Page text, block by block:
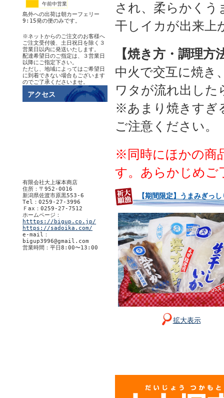
午前中営業
島外への出荷は朝カーフェリー
9:15発の便のみです。
※ネットからのご注文のお客様へ
ご注文受付後、土日祝日を除く３
営業日以内に発送いたします。
配達希望日のご指定は、３営業日
以降にご指定下さい。
ただし、地域によってはご希望日
に到着できない場合もございます
のでご了承くださいませ。
アクセス
有限会社大上塚本商店
住所：〒952-0016
新潟県佐渡市原黒553-6
Tel：0259-27-3996
Ｆax：0259-27-7512
ホームページ：
htttps://bigup.co.jp/
https://sadoika.com/
e-mail：
bigup3996@gmail.com
営業時間：平日8:00〜13:00
され、柔らかくう
干しイカが出来上
【焼き方・調理方
中火で交互に焼き
ワタが流れ出した
※あまり焼きすぎ
ご注意ください。
※同時にほかの商
す。あらかじめご
【期間限定】うまみぎっ
拡大表示